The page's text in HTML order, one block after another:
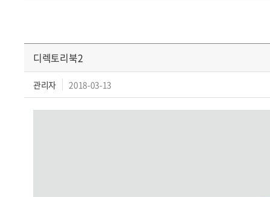
디렉토리북2
관리자 2018-03-13